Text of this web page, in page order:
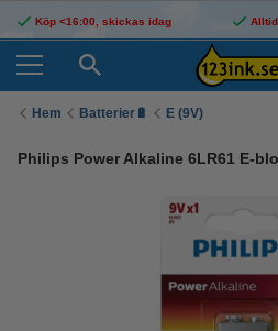
Köp <16:00, skickas idag
Hem Batterier🔋 E (9V)
Philips Power Alkaline 6LR61 E-